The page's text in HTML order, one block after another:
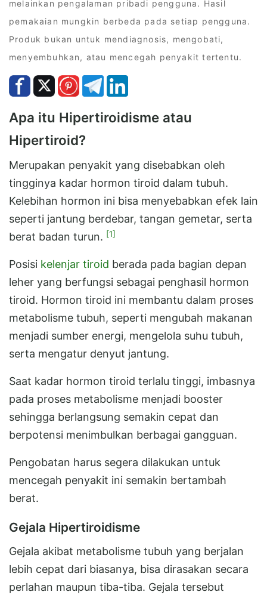
melainkan pengalaman pribadi pengguna. Hasil
pemakaian mungkin berbeda pada setiap pengguna.
Produk bukan untuk mendiagnosis, mengobati,
menyembuhkan, atau mencegah penyakit tertentu.
Apa itu Hipertiroidisme atau
Hipertiroid?
Merupakan penyakit yang disebabkan oleh
tingginya kadar hormon tiroid dalam tubuh.
Kelebihan hormon ini bisa menyebabkan efek lain
seperti jantung berdebar, tangan gemetar, serta
berat badan turun. [1]
Posisi kelenjar tiroid berada pada bagian depan
leher yang berfungsi sebagai penghasil hormon
tiroid. Hormon tiroid ini membantu dalam proses
metabolisme tubuh, seperti mengubah makanan
menjadi sumber energi, mengelola suhu tubuh,
serta mengatur denyut jantung.
Saat kadar hormon tiroid terlalu tinggi, imbasnya
pada proses metabolisme menjadi booster
sehingga berlangsung semakin cepat dan
berpotensi menimbulkan berbagai gangguan.
Pengobatan harus segera dilakukan untuk
mencegah penyakit ini semakin bertambah
berat.
Gejala Hipertiroidisme
Gejala akibat metabolisme tubuh yang berjalan
lebih cepat dari biasanya, bisa dirasakan secara
perlahan maupun tiba-tiba. Gejala tersebut